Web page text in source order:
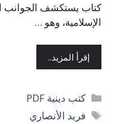
كتاب يستكشف الجوانب
الإسلامية، وهو …
إقرأ المزيد..
التصنيفات
كتب دينية PDF
الوسوم
فريد الأنصاري